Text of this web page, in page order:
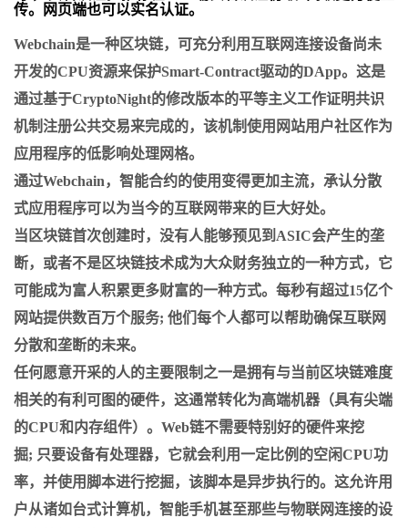
传。网页端也可以实名认证。
Webchain是一种区块链，可充分利用互联网连接设备尚未
开发的CPU资源来保护Smart-Contract驱动的DApp。这是
通过基于CryptoNight的修改版本的平等主义工作证明共识
机制注册公共交易来完成的，该机制使用网站用户社区作为
应用程序的低影响处理网格。
通过Webchain，智能合约的使用变得更加主流，承认分散
式应用程序可以为当今的互联网带来的巨大好处。
当区块链首次创建时，没有人能够预见到ASIC会产生的垄
断，或者不是区块链技术成为大众财务独立的一种方式，它
可能成为富人积累更多财富的一种方式。每秒有超过15亿个
网站提供数百万个服务; 他们每个人都可以帮助确保互联网
分散和垄断的未来。
任何愿意开采的人的主要限制之一是拥有与当前区块链难度
相关的有利可图的硬件，这通常转化为高端机器（具有尖端
的CPU和内存组件）。Web链不需要特别好的硬件来挖
掘; 只要设备有处理器，它就会利用一定比例的空闲CPU功
率，并使用脚本进行挖掘，该脚本是异步执行的。这允许用
户从诸如台式计算机，智能手机甚至那些与物联网连接的设